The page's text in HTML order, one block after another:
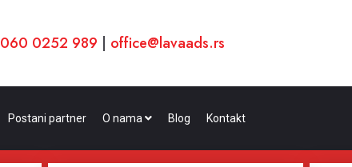
060 0252 989 | office@lavaads.rs
Postani partner O nama Blog Kontakt